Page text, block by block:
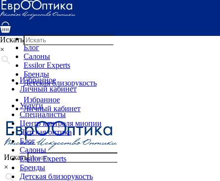
Услуги
Специалисты
Детская оптика
Блог
Салоны
Essilor Experts
Бренды
Детская близорукость
Избранное
Личный кабинет
Искать
×
Искать
×
Избранное
Личный кабинет
Услуги
Специалисты
Центр контроля миопии
Детская оптика
Блог
Салоны
Essilor Experts
Бренды
Детская близорукость